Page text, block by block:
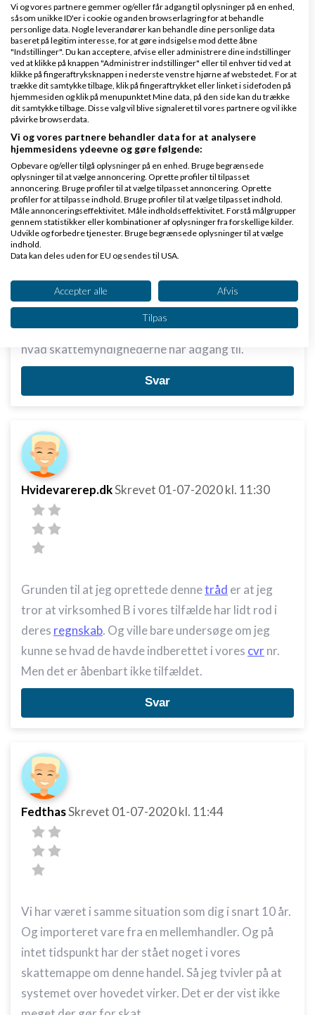
Jesper_nlSkrevet01-07-2020kl. 11:27
Hvidevarerep.dk:
Dvs at der ikke er noget systematisk kontrol i
mellem hvad virksomhed B og så hvad vi
indberetter til skat? Det troede jeg var hele
humlen i trekantshandel.
Jo, der er systematisk kontrol. Jeg kan ikke helt se
Men der er stor forskel i hvad du har adgang til og
hvad skattemyndighederne har adgang til.
Svar
Hvidevarerep.dkSkrevet 01-07-2020kl. 11:30
Grunden til at jeg oprettede dennetråd er at jeg
tror at virksomhed B i vores tilfælde har lidt rod i
deres regnskab. Og ville bare undersøge om jeg
kunne se hvad de havde indberettet i vores cvrnr.
Men det er åbenbart ikke tilfældet.
Svar
FedthasSkrevet 01-07-2020kl. 11:44
Vi har været i samme situation som dig i snart 10 år.
Og importeret vare fra en mellemhandler. Og på
intet tidspunkt har der stået noget i vores
skattemappe om denne handel. Så jeg tvivler på at
systemet over hovedet virker. Det er der vist ikke
Vi og vores partnere gemmer og/eller får adgang til oplysninger på en enhed,
såsom unikke ID'er i cookie og anden browserlagring for at behandle
personlige data. Nogle leverandører kan behandle dine personlige data
baseret på legitim interesse, for at gøre indsigelse mod dette åbne
"Indstillinger". Du kan acceptere, afvise eller administrere dine indstillinger
ved at klikke på knappen "Administrer indstillinger" eller til enhver tid ved at
klikke på fingeraftryksknappen i nederste venstre hjørne af webstedet. For at
trække dit samtykke tilbage, klik på fingeraftrykket eller linket i sidefoden på
hjemmesiden og klik på menupunktet Mine data, på den side kan du trække
dit samtykke tilbage. Disse valg vil blive signaleret til vores partnere og vil ikke
påvirke browserdata.
Vi og vores partnere behandler data for at analysere
hjemmesidens ydeevne og gøre følgende:
Opbevare og/eller tilgå oplysninger på en enhed. Bruge begrænsede
oplysninger til at vælge annoncering. Oprette profiler til tilpasset
annoncering. Bruge profiler til at vælge tilpasset annoncering. Oprette
profiler for at tilpasse indhold. Bruge profiler til at vælge tilpasset indhold.
Måle annonceringseffektivitet. Måle indholdseffektivitet. Forstå målgrupper
gennem statistikker eller kombinationer af oplysninger fra forskellige kilder.
Udvikle og forbedre tjenester. Bruge begrænsede oplysninger til at vælge
indhold.
Data kan deles uden for EU og sendes til USA.
Se partnerliste (2 IAB-leverandører)
Vi bruger dine data til følgende formål:
IAB's behandlingsformål:
Opbevare og/eller tilgå oplysninger på en
Bruge begrænsede oplysninger til at vælge
Oprette profiler til tilpasset annoncering
Bruge profiler til at vælge tilpasset
annoncering
Oprette profiler for at tilpasse indhold
Bruge profiler til at vælge tilpasset indhold
Måle annonceringseffektivitet
Måle indholdseffektivitet
Forstå målgrupper gennem statistikker eller
kombinationer af oplysninger fra forskellige
kilder
Udvikle og forbedre tjenester
Bruge begrænsede oplysninger til at vælge
Bruge præcise geografiske
placeringsoplysninger
Identificere enheder baseret på aktivt
anmodede oplysninger
Ikke-IAB-behandlingsformål:
Nødvendig
Ydeevne
Funktionel
Annoncering / marketing
Accepter alle Afvis
Tilpas